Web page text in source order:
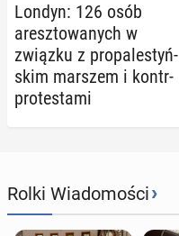
Londyn: 126 osób
aresz­to­wa­nych w
związku z pro­pa­le­styń­
skim marszem i kontr­
pro­te­sta­mi
Rolki Wiadomości›